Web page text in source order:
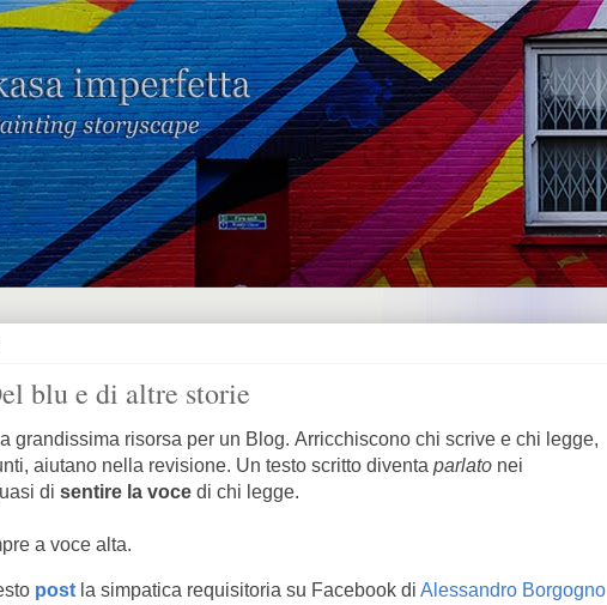
blu e di altre storie
grandissima risorsa per un Blog. Arricchiscono chi scrive e chi legge,
aiutano nella revisione. Un testo scritto diventa parlato nei
di sentire la voce di chi legge.
a voce alta.
post la simpatica requisitoria su Facebook di Alessandro Borgogno